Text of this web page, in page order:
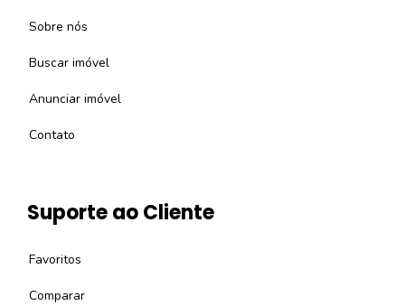
Sobre nós
Buscar imóvel
Anunciar imóvel
Contato
Suporte ao Cliente
Favoritos
Comparar